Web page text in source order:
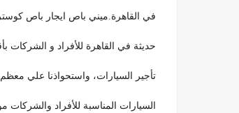
في القاهرة.ميني باص ايجار باص
حديثة في القاهرة للأفراد و الشركات
تأجير السيارات، واستحواذنا علي
السيارات المناسبة للأفراد والشركات